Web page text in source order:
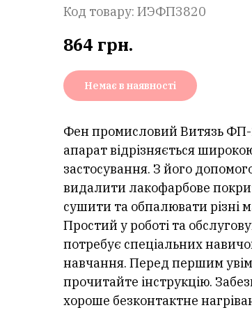
Код товару: ИЭФП3820
864 грн.
Немає в наявності
Фен промисловий Витязь
апарат відрізняється
застосування. З його
видалити лакофарбове
сушити та обпалювати різні
Простий у роботі та
потребує спеціальних
навчання. Перед першим
прочитайте інструкцію.
хороше безконтактне